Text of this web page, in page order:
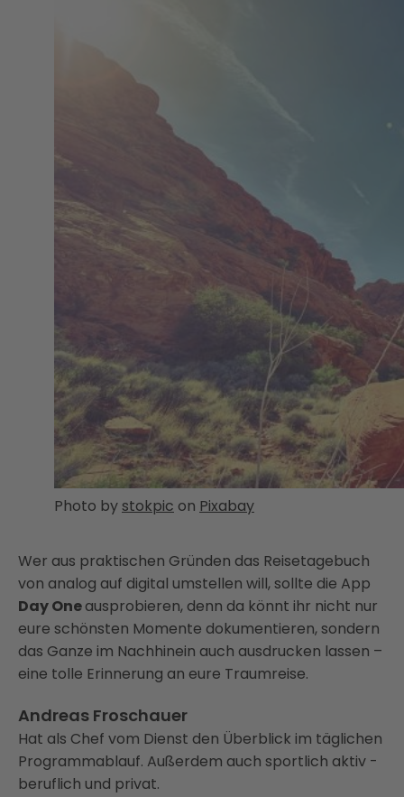
Photo bystokpic on Pixabay
Wer aus praktischen Gründen das Reisetagebuch
von analog auf digital umstellen will, sollte die App
Day Oneausprobieren, denn da könnt ihr nicht nur
eure schönsten Momente dokumentieren, sondern
das Ganze im Nachhinein auch ausdrucken lassen –
eine tolle Erinnerung an eure Traumreise.
Andreas Froschauer
Hat als Chef vom Dienst den Überblick im täglichen
Programmablauf. Außerdem auch sportlich aktiv -
beruflich und privat.